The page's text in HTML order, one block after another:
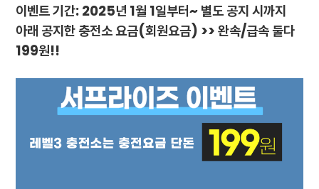
이벤트 기간: 2025년 1월 1일부터~ 별도 공지 시까지
아래 공지한 충전소 요금(회원요금) >> 완속/급속 둘다
199원!!